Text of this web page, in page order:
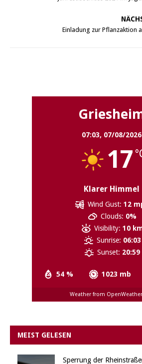
Einladung zur Pflanzaktion
07:03, 07/08/2026
17
Klarer Himmel
54 % 1023 mb
Wind Gust: 12
Clouds: 0%
Visibility: 10
Sunrise: 06:03
Sunset: 20:59
Weather from
MEIST GELESEN
Sperrung der